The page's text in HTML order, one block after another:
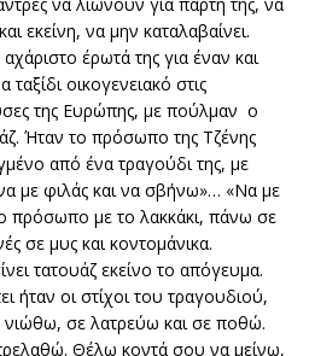
εκείνη, να μην καταλαβαίνει.
έρωτά της για έναν και
οικογενειακό στις
της Ευρώπης, με πούλμαν ο
Ήταν το πρόσωπο της Τζένης
από ένα τραγούδι της, με
με φιλάς και να σβήνω»… «Να με
πρόσωπο με το λακκάκι, πάνω σε
σε μυς και κοντομάνικα.
τατουάζ εκείνο το απόγευμα.
ήταν οι στίχοι του τραγουδιού,
νιώθω, σε λατρεύω και σε ποθώ.
Θέλω κοντά σου να μείνω,